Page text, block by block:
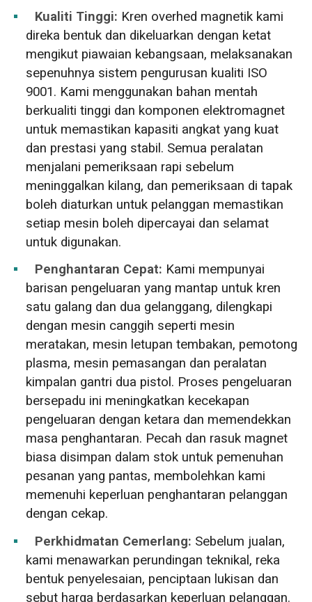
Kualiti Tinggi: Kren overhed magnetik kami
direka bentuk dan dikeluarkan dengan ketat
mengikut piawaian kebangsaan, melaksanakan
sepenuhnya sistem pengurusan kualiti ISO
9001. Kami menggunakan bahan mentah
berkualiti tinggi dan komponen elektromagnet
untuk memastikan kapasiti angkat yang kuat
dan prestasi yang stabil. Semua peralatan
menjalani pemeriksaan rapi sebelum
meninggalkan kilang, dan pemeriksaan di tapak
boleh diaturkan untuk pelanggan memastikan
setiap mesin boleh dipercayai dan selamat
untuk digunakan.
Penghantaran Cepat: Kami mempunyai
barisan pengeluaran yang mantap untuk kren
satu galang dan dua gelanggang, dilengkapi
dengan mesin canggih seperti mesin
meratakan, mesin letupan tembakan, pemotong
plasma, mesin pemasangan dan peralatan
kimpalan gantri dua pistol. Proses pengeluaran
bersepadu ini meningkatkan kecekapan
pengeluaran dengan ketara dan memendekkan
masa penghantaran. Pecah dan rasuk magnet
biasa disimpan dalam stok untuk pemenuhan
pesanan yang pantas, membolehkan kami
memenuhi keperluan penghantaran pelanggan
dengan cekap.
Perkhidmatan Cemerlang: Sebelum jualan,
kami menawarkan perundingan teknikal, reka
bentuk penyelesaian, penciptaan lukisan dan
sebut harga berdasarkan keperluan pelanggan.